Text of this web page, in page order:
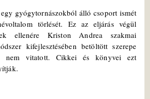
gyógytornászokból álló csoport ismét
törlését. Ez az eljárás végül
ellenére Kriston Andrea szakmai
kifejlesztésében betöltött szerepe
nem vitatott. Cikkei és könyvei ezt